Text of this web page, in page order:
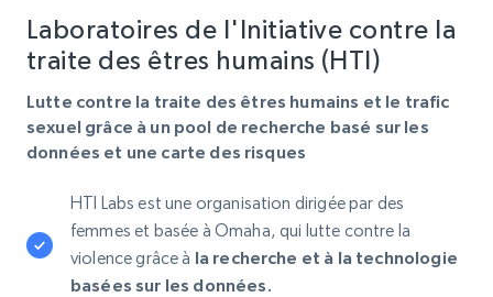
Laboratoires de l'Initiative contre la
traite des êtres humains (HTI)
Lutte contre la traite des êtres humains et le trafic
sexuel grâce à un pool de recherche basé sur les
données et une carte des risques
HTI Labs est une organisation dirigée par des
femmes et basée à Omaha, qui lutte contre la
violence grâce à la recherche et à la technologie
basées sur les données.